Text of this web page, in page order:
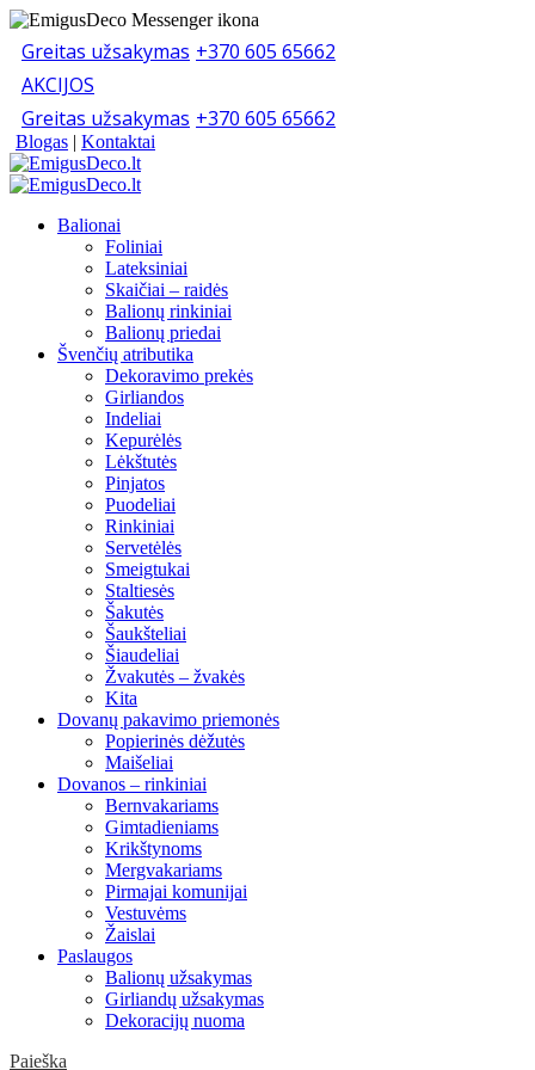
Greitas užsakymas +370 605 65662
AKCIJOS
Greitas užsakymas +370 605 65662
Blogas | Kontaktai
Balionai
Foliniai
Lateksiniai
Skaičiai – raidės
Balionų rinkiniai
Balionų priedai
Švenčių atributika
Dekoravimo prekės
Girliandos
Indeliai
Kepurėlės
Lėkštutės
Pinjatos
Puodeliai
Rinkiniai
Servetėlės
Smeigtukai
Staltiesės
Šakutės
Šaukšteliai
Šiaudeliai
Žvakutės – žvakės
Kita
Dovanų pakavimo priemonės
Popierinės dėžutės
Maišeliai
Dovanos – rinkiniai
Bernvakariams
Gimtadieniams
Krikštynoms
Mergvakariams
Pirmajai komunijai
Vestuvėms
Žaislai
Paslaugos
Balionų užsakymas
Girliandų užsakymas
Dekoracijų nuoma
Paieška